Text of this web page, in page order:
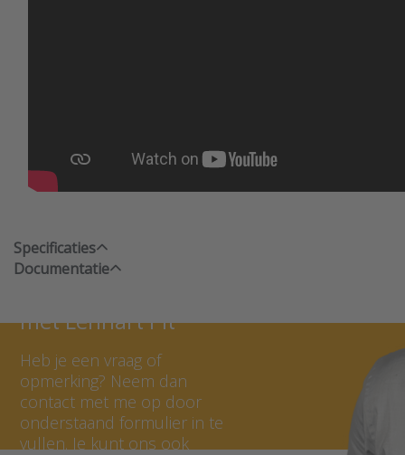
Specificaties
Documentatie
met Lennart Pit
Heb je een vraag of
opmerking? Neem dan
contact met me op door
onderstaand formulier in te
vullen. Je kunt ons ook